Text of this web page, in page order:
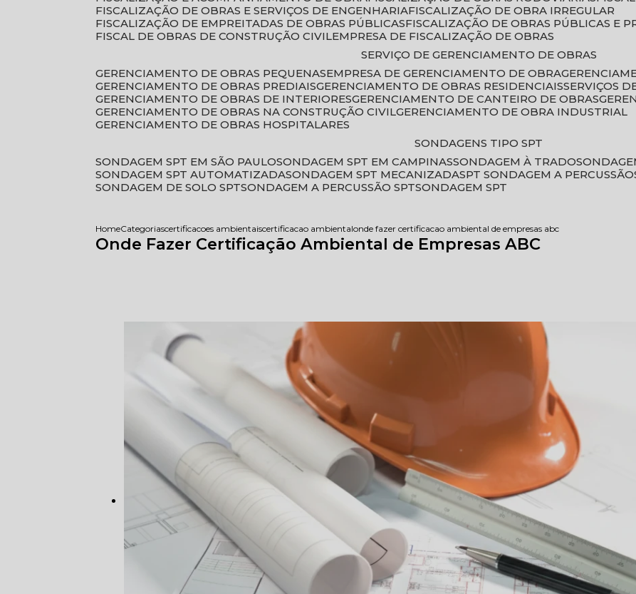
FISCALIZAÇÃO DE OBRAS E SERVIÇOS DE ENGENHARIA FISCALIZAÇÃO DE OBRA IRREGULAR
FISCALIZAÇÃO DE EMPREITADAS DE OBRAS PÚBLICAS
FISCALIZAÇÃO DE OBRAS PÚBLICAS E
FISCAL DE OBRAS DE CONSTRUÇÃO CIVIL EMPRESA DE FISCALIZAÇÃO DE OBRAS
SERVIÇO DE GERENCIAMENTO DE OBRAS
GERENCIAMENTO DE OBRAS PEQUENAS
EMPRESA DE GERENCIAMENTO DE OBRA
GERENCIAMENTO DE OBRAS PREDIAIS
GERENCIAMENTO DE OBRAS RESIDENCIAIS SERVIÇOS
GERENCIAMENTO DE OBRAS DE INTERIORES
GERENCIAMENTO DE CANTEIRO DE OBRAS
GERENCIAMENTO DE OBRAS NA CONSTRUÇÃO CIVIL
GERENCIAMENTO DE OBRA INDUSTRIAL
GERENCIAMENTO DE OBRAS HOSPITALARES
SONDAGENS TIPO SPT
SONDAGEM SPT EM SÃO PAULO SONDAGEM SPT EM CAMPINAS SONDAGEM À TRADO
SONDAGEM SPT AUTOMATIZADA SONDAGEM SPT MECANIZADA SPT SONDAGEM A PERCUSSÃO
SONDAGEM DE SOLO SPT SONDAGEM A PERCUSSÃO SPT SONDAGEM SPT
HomeCategoriascertificacoes ambientaiscertificacao ambientalonde fazer certificacao ambiental de empresas abc
Onde Fazer Certificação Ambiental de Empresas ABC